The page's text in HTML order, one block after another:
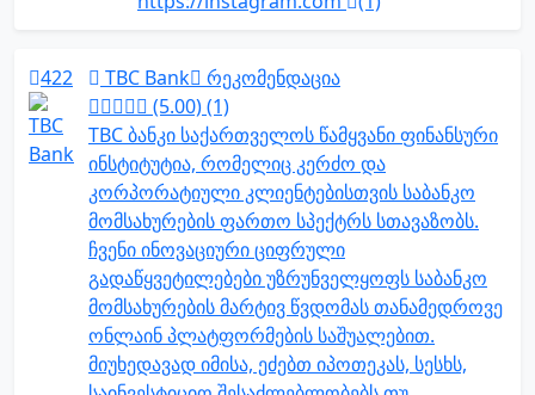
422 TBC Bank
რეკომენდაცია
(5.00) (1)
TBC ბანკი საქართველოს წამყვანი ფინანსური
ინსტიტუტია, რომელიც კერძო და
კორპორატიული კლიენტებისთვის საბანკო
მომსახურების ფართო სპექტრს სთავაზობს.
ჩვენი ინოვაციური ციფრული
გადაწყვეტილებები უზრუნველყოფს საბანკო
მომსახურების მარტივ წვდომას თანამედროვე
ონლაინ პლატფორმების საშუალებით.
მიუხედავად იმისა, ეძებთ იპოთეკას, სესხს,